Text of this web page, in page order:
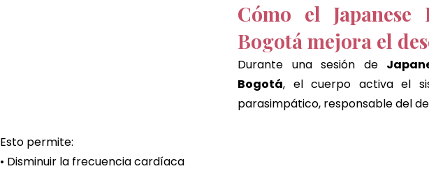
Cómo el Japanese
Bogotá mejora el
Durante una sesión de
Bogotá, el cuerpo activa el
parasimpático, responsable del
Esto permite:
• Disminuir la frecuencia cardíaca